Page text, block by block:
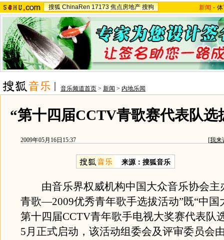
搜狐 ChinaRen 17173 焦点房地产 搜狗 新闻 -
音乐频道首页 > 新闻 > 内地乐闻
“第十四届CCTV青歌赛代表队选
2009年05月16日15:37 [我来
来源： 搜狐音乐
由音乐界权威机构中国大众音乐协会主
青歌—2009优秀青年歌手选拔活动”既“中国
第十四届CCTV青年歌手电视大奖赛代表队
5月正式启动，该活动组委会及评审委员会